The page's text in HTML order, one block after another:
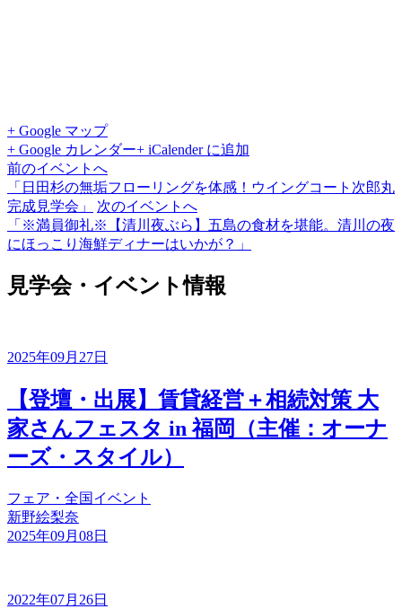
+ Google マップ
+ Google カレンダー+ iCalender に追加
前のイベントへ
「日田杉の無垢フローリングを体感！ウイングコート次郎丸
完成見学会」
次のイベントへ
「※満員御礼※【清川夜ぶら】五島の食材を堪能。清川の夜
にほっこり海鮮ディナーはいかが？」
見学会・イベント情報
2025年09月27日
【登壇・出展】賃貸経営＋相続対策 大
家さんフェスタ in 福岡（主催：オーナ
ーズ・スタイル）
フェア・全国イベント
新野絵梨奈
2025年09月08日
2022年07月26日